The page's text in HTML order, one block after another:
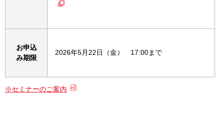
お申込
み期限
2026年5月22日（金） 17:00まで
※セミナーのご案内